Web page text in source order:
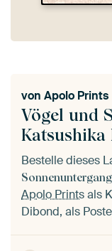
Vögel und
Katsushika
von Apolo Prints
Bestelle dieses
Apolo Printsals
Dibond, als